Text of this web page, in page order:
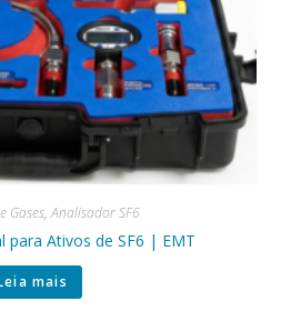
Gases,Analisador SF6
para Ativos de SF6 | EMT
mais